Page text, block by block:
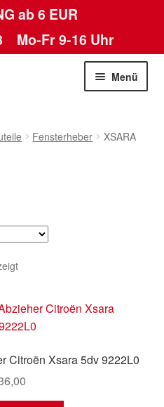
ab 6 EUR
Mo-Fr 9-16 Uhr
Menü
Fensterheber XSARA
Citroën Xsara 5dv 9222L0